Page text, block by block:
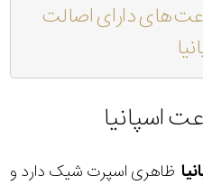
های دارای اصالت
اسپانیا
ظاهری اسپرت شیک دارد و